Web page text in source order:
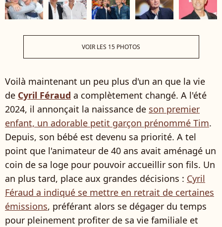
VOIR LES 15 PHOTOS
Voilà maintenant un peu plus d'un an que la vie
de Cyril Féraud a complètement changé. A l'été
2024, il annonçait la naissance de son premier
enfant, un adorable petit garçon prénommé Tim.
Depuis, son bébé est devenu sa priorité. A tel
point que l'animateur de 40 ans avait aménagé un
coin de sa loge pour pouvoir accueillir son fils. Un
an plus tard, place aux grandes décisions : Cyril
Féraud a indiqué se mettre en retrait de certaines
émissions, préférant alors se dégager du temps
pour pleinement profiter de sa vie familiale et